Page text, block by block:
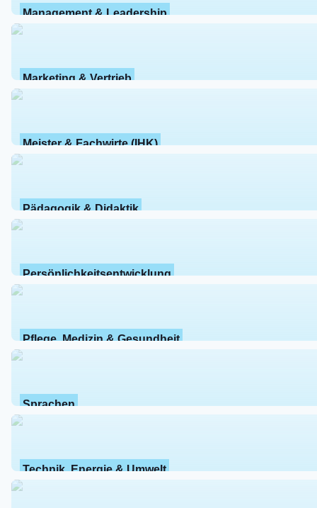
Management & Leadership
Marketing & Vertrieb
Meister & Fachwirte (IHK)
Pädagogik & Didaktik
Persönlichkeitsentwicklung
Pflege, Medizin & Gesundheit
Sprachen
Technik, Energie & Umwelt